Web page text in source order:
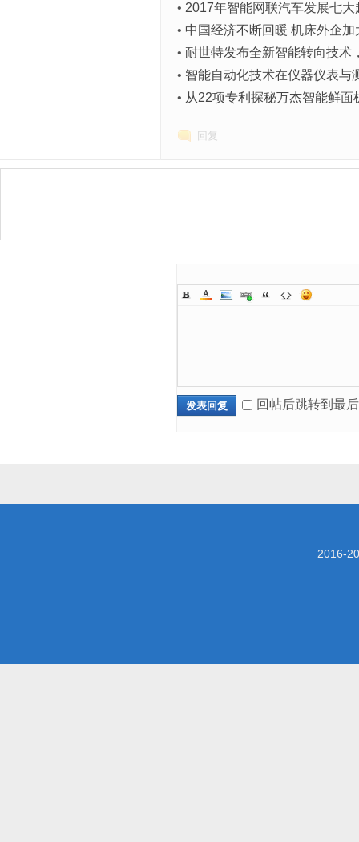
• 2017年智能网联汽车发展七大
• 中国经济不断回暖 机床外企加
• 耐世特发布全新智能转向技术
• 智能自动化技术在仪器仪表与
• 从22项专利探秘万杰智能鲜面
回复
发表回复 回帖后跳转到最
2016-